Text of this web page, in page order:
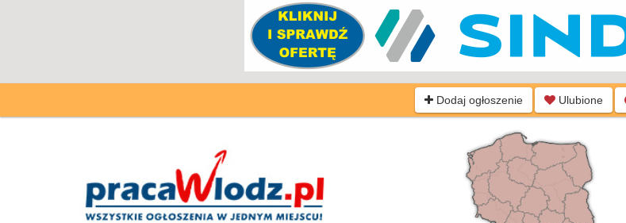
Dodaj ogłoszenie Ulubione